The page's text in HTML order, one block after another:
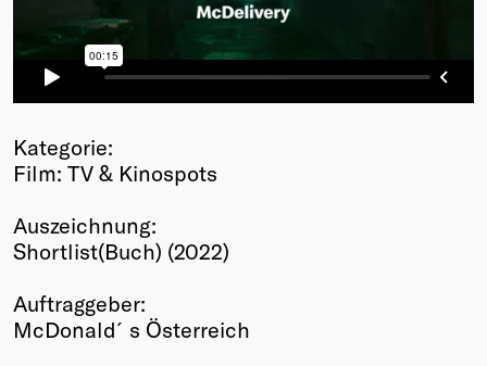
Upcoming
Past
Membership
Members
Young Creatives
Winners
Past
Annual
Kategorie:
Film: TV & Kinospots
Auszeichnung:
Shortlist(Buch) (2022)
Auftraggeber:
McDonald´s Österreich